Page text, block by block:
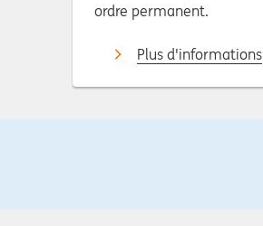
ordre permanent.
Plus d'informations